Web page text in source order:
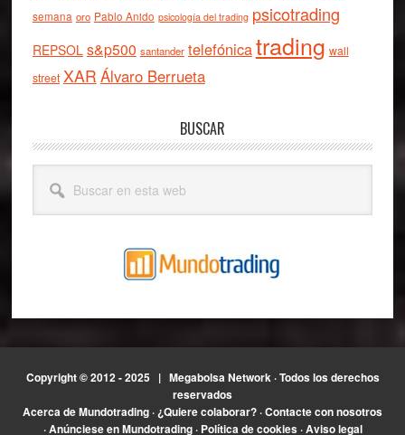
semana oro Pablo Anido psicología del trading psicotrading
REPSOL s&p500 santander telefónicatrading wall
street XAR Álvaro Berrueta
BUSCAR
esta
Copyright © 2012 - 2025 | Megabolsa Network· Todos los derechos
reservados
Acerca de Mundotrading ·¿Quiere colaborar? ·Contacte con nosotros
·Anúnciese en Mundotrading· Política de cookies·Aviso legal